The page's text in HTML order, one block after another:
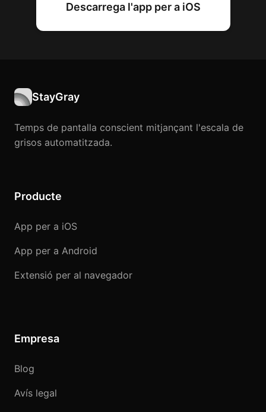
Descarrega l'app per a iOS
StayGray
Temps de pantalla conscient mitjançant l'escala de
grisos automatitzada.
Producte
App per a iOS
App per a Android
Extensió per al navegador
Empresa
Blog
Avís legal